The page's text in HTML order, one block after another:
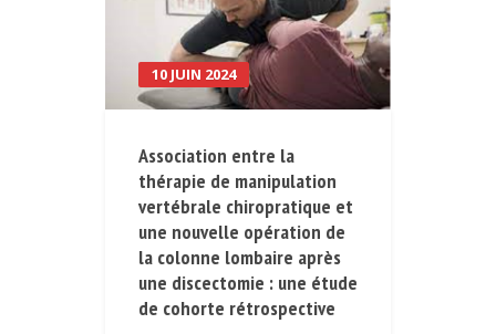
10 JUIN 2024
Association entre la
thérapie de manipulation
vertébrale chiropratique et
une nouvelle opération de
la colonne lombaire après
une discectomie : une étude
de cohorte rétrospective